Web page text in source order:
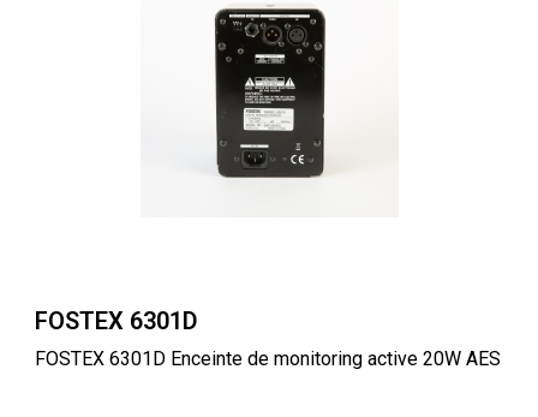
FOSTEX 6301D
FOSTEX 6301D Enceinte de monitoring active 20W AES